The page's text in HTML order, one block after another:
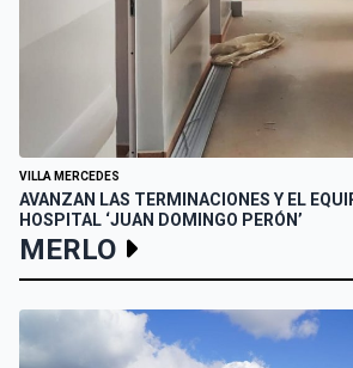
VILLA MERCEDES
AVANZAN LAS TERMINACIONES Y EL
HOSPITAL ‘JUAN DOMINGO PERÓN’
MERLO